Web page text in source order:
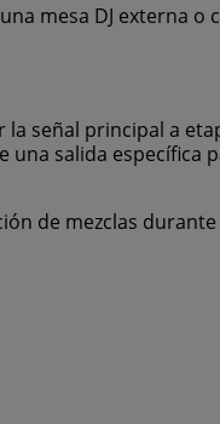
mesa DJ externa o
la señal principal a
una salida específica
de mezclas durante